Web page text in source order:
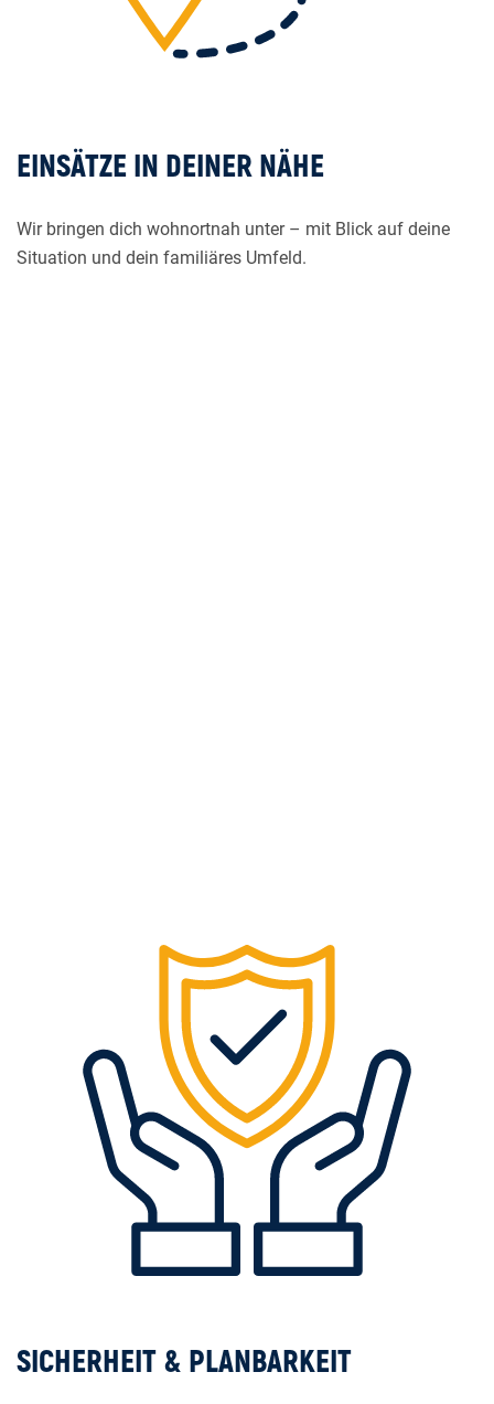
EINSÄTZE IN DEINER NÄHE
Wir bringen dich wohnortnah unter – mit Blick auf deine
Situation und dein familiäres Umfeld.
SICHERHEIT & PLANBARKEIT